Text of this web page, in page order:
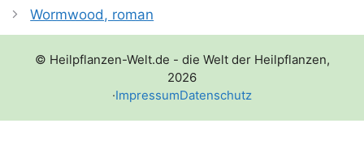
Wormwood, roman
© Heilpflanzen-Welt.de - die Welt der Heilpflanzen,
2026
·ImpressumDatenschutz